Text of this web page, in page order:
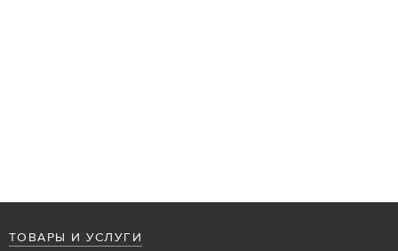
ТОВАРЫ И УСЛУГИ